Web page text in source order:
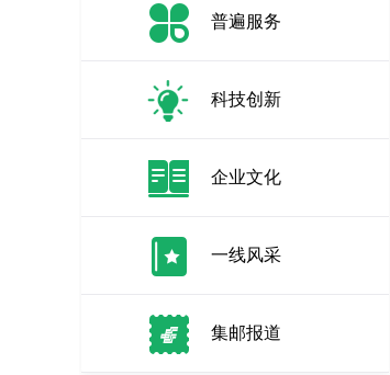
普遍服务
科技创新
企业文化
一线风采
集邮报道